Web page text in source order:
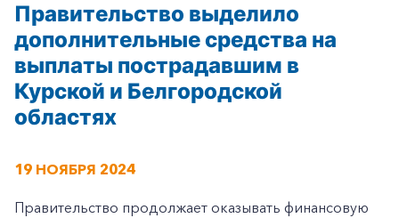
Правительство выделило
дополнительные средства на
выплаты пострадавшим в
Курской и Белгородской
областях
19 НОЯБРЯ 2024
Правительство продолжает оказывать финансовую